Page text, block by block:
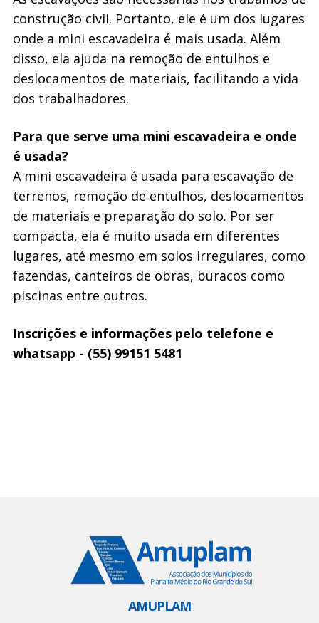
construção civil. Portanto, ele é um dos lugares
onde a mini escavadeira é mais usada. Além
disso, ela ajuda na remoção de entulhos e
deslocamentos de materiais, facilitando a vida
dos trabalhadores.
Para que serve uma mini escavadeira e onde
é usada?
A mini escavadeira é usada para escavação de
terrenos, remoção de entulhos, deslocamentos
de materiais e preparação do solo. Por ser
compacta, ela é muito usada em diferentes
lugares, até mesmo em solos irregulares, como
fazendas, canteiros de obras, buracos como
piscinas entre outros.
Inscrições e informações pelo telefone e
whatsapp - (55) 99151 5481
AMUPLAM